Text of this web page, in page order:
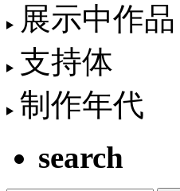
展示中作
支持体
制作年代
search